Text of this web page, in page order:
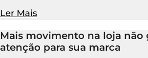
Ler Mais
Mais movimento na loja não
atenção para sua marca